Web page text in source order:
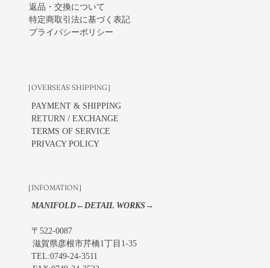
返品・交換について
特定商取引法に基づく表記
プライバシーポリシー
［OVERSEAS SHIPPING］
PAYMENT & SHIPPING
RETURN / EXCHANGE
TERMS OF SERVICE
PRIVACY POLICY
［INFOMATION］
MANIFOLD←DETAIL WORKS→
〒522-0087
滋賀県彦根市芹橋1丁目1-35
TEL:0749-24-3511